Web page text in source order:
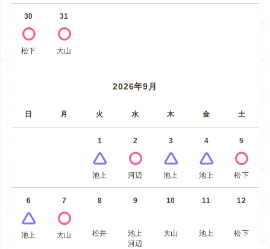
30
松下
31
大山
2026年9月
日 月 火 水 木 金 土
1
池上
2
河辺
3
池上
4
池上
5
松下
6
池上
7
大山
8
松井
9
池上
河辺
10
大山
11
池上
12
松下